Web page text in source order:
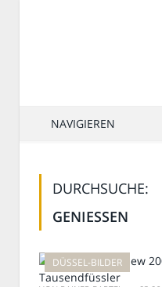
NAVIGIEREN
DURCHSUCHE:
GENIESSEN
DÜSSEL-BILDER